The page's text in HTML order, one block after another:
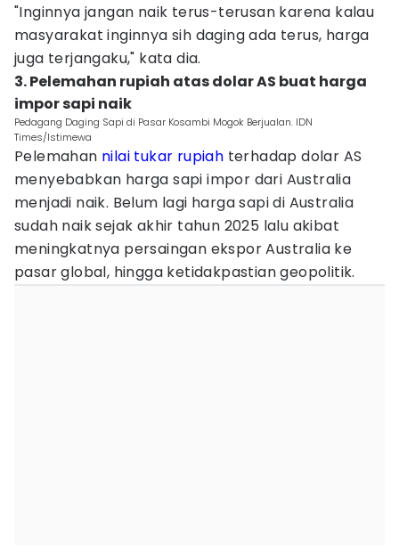
"Inginnya jangan naik terus-terusan karena kalau
masyarakat inginnya sih daging ada terus, harga
juga terjangaku," kata dia.
3. Pelemahan rupiah atas dolar AS buat harga
impor sapi naik
Pedagang Daging Sapi di Pasar Kosambi Mogok Berjualan. IDN
Times/Istimewa
Pelemahan nilai tukar rupiah terhadap dolar AS
menyebabkan harga sapi impor dari Australia
menjadi naik. Belum lagi harga sapi di Australia
sudah naik sejak akhir tahun 2025 lalu akibat
meningkatnya persaingan ekspor Australia ke
pasar global, hingga ketidakpastian geopolitik.